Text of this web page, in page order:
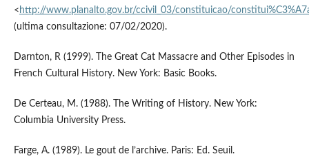
< http://www.planalto.gov.br/ccivil_03/constituicao/
(ultima consultazione: 07/02/2020).
Darnton, R (1999). The Great Cat Massacre and Other Episodes in
French Cultural History. New York: Basic Books.
De Certeau, M. (1988). The Writing of History. New York:
Columbia University Press.
Farge, A. (1989). Le gout de l’archive. Paris: Ed. Seuil.